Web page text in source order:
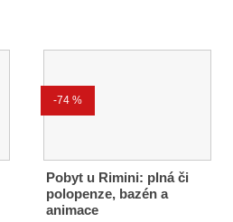
-74 %
Pobyt u Rimini: plná či
polopenze, bazén a
animace